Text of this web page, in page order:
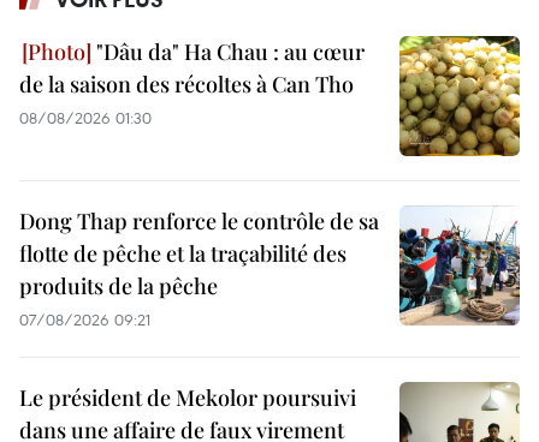
"Dâu da" Ha Chau : au cœur
de la saison des récoltes à Can Tho
08/08/2026 01:30
Dong Thap renforce le contrôle de sa
flotte de pêche et la traçabilité des
produits de la pêche
07/08/2026 09:21
Le président de Mekolor poursuivi
dans une affaire de faux virement